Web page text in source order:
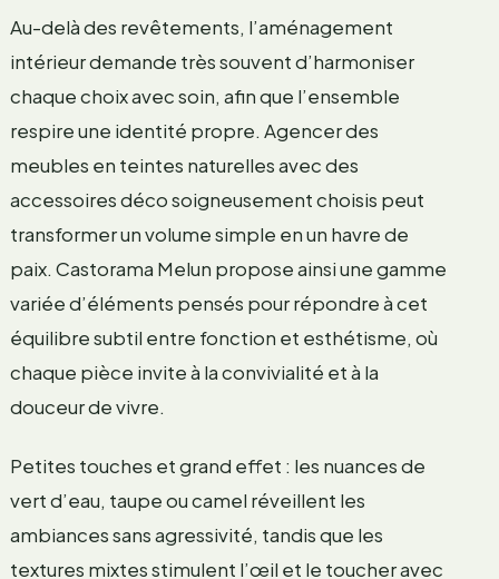
Au-delà des revêtements, l’aménagement
intérieur demande très souvent d’harmoniser
chaque choix avec soin, afin que l’ensemble
respire une identité propre. Agencer des
meubles en teintes naturelles avec des
accessoires déco soigneusement choisis peut
transformer un volume simple en un havre de
paix. Castorama Melun propose ainsi une gamme
variée d’éléments pensés pour répondre à cet
équilibre subtil entre fonction et esthétisme, où
chaque pièce invite à la convivialité et à la
douceur de vivre.
Petites touches et grand effet : les nuances de
vert d’eau, taupe ou camel réveillent les
ambiances sans agressivité, tandis que les
textures mixtes stimulent l’œil et le toucher avec